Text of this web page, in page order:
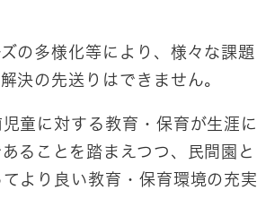
の多様化等により、様々な課題
決の先送りはできません。
童に対する教育・保育が生涯に
ることを踏まえつつ、民間園と
より良い教育・保育環境の充実